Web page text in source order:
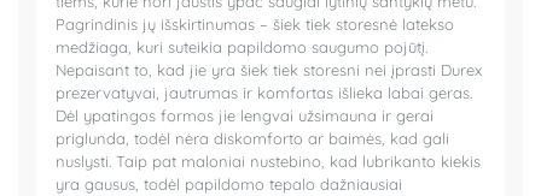
Pagrindinis jų išskirtinumas – šiek tiek storesnė latekso
medžiaga, kuri suteikia papildomo saugumo pojūtį.
Nepaisant to, kad jie yra šiek tiek storesni nei įprasti Durex
prezervatyvai, jautrumas ir komfortas išlieka labai geras.
Dėl ypatingos formos jie lengvai užsimauna ir gerai
priglunda, todėl nėra diskomforto ar baimės, kad gali
nuslysti. Taip pat maloniai nustebino, kad lubrikanto kiekis
yra gausus, todėl papildomo tepalo dažniausiai